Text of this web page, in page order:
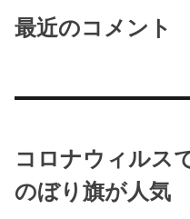
最近のコメント
コロナウィルス
のぼり旗が人気